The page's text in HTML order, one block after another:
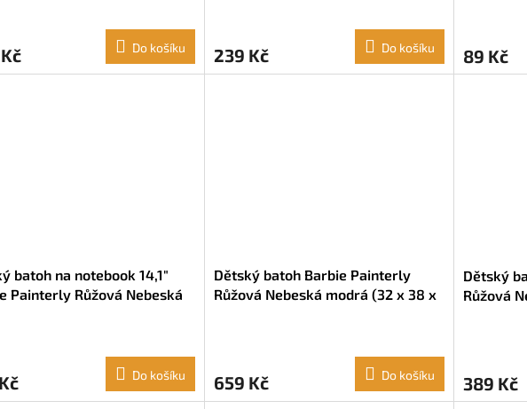
Do košíku 239 Kč Do košíku 89 Kč
batoh na notebook 14,1"
Painterly Růžová Nebeská
Do košíku
Dětský batoh Barbie Painterly
Růžová Nebeská modrá (32 x 38 x
659 Kč Do košíku
Dětský
Růžová
389 Kč